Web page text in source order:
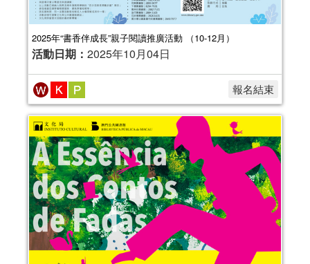
2025年“書香伴成長”親子閱讀推廣活動 （10-12月）
活動日期： 2025年10月04日
報名結束